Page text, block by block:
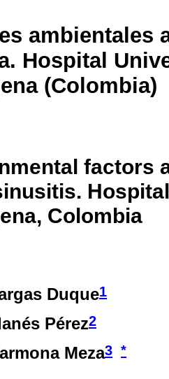
ambientales
Hospital
(Colombia)
factors
Colombia
Duque1
Pérez2
Meza3 *